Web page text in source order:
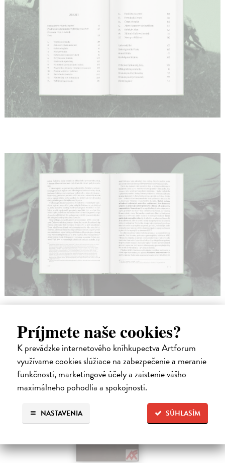
Príjmete naše cookies?
K prevádzke internetového kníhkupectva Artforum
využívame cookies slúžiace na zabezpečenie a meranie
funkčnosti, marketingové účely a zaistenie vášho
maximálneho pohodlia a spokojnosti.
SÚHLASÍM
NASTAVENIA
High-contrast mode
Podobné tituly